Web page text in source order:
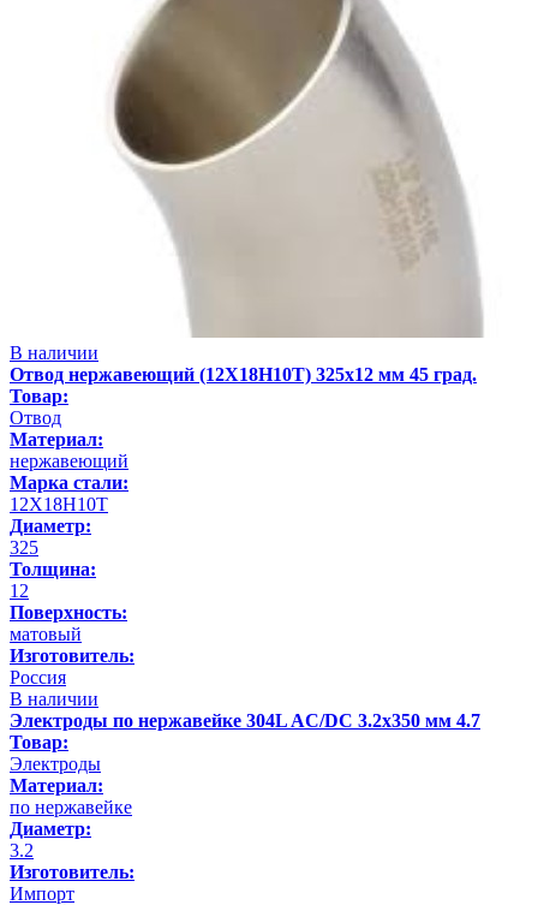
В наличии
Отвод нержавеющий (12Х18Н10Т) 325х12 мм 45 град.
Товар:
Отвод
Материал:
нержавеющий
Марка стали:
12Х18Н10Т
Диаметр:
325
Толщина:
12
Поверхность:
матовый
Изготовитель:
Россия
В наличии
Электроды по нержавейке 304L AC/DC 3.2х350 мм 4.7
Товар:
Электроды
Материал:
по нержавейке
Диаметр:
3.2
Изготовитель:
Импорт